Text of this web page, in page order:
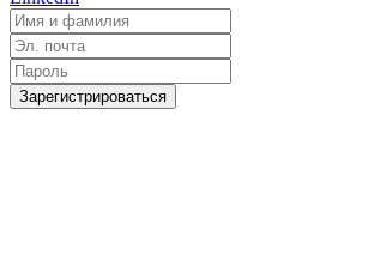
Зарегистрироваться